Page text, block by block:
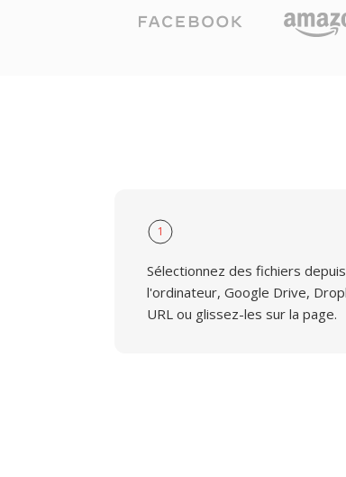
1
Sélectionnez des fichiers depuis
l'ordinateur, Google Drive,
URL ou glissez-les sur la page.